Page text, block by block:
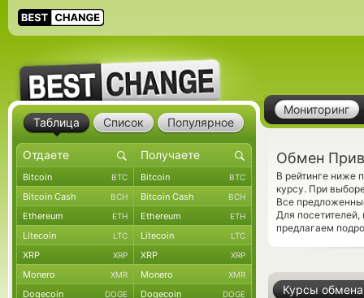
Мониторинг
Обмен
В рейтинге ниже
курсу. При
Все
Для
предлагаем
Курсы обмена
Таблица Список Популярное
Bitcoin BTC Bitcoin BTC
Bitcoin Cash BCH Bitcoin Cash BCH
Ethereum ETH Ethereum ETH
Litecoin LTC Litecoin LTC
XRP XRP XRP XRP
Monero XMR Monero XMR
Dogecoin DOGE Dogecoin DOGE